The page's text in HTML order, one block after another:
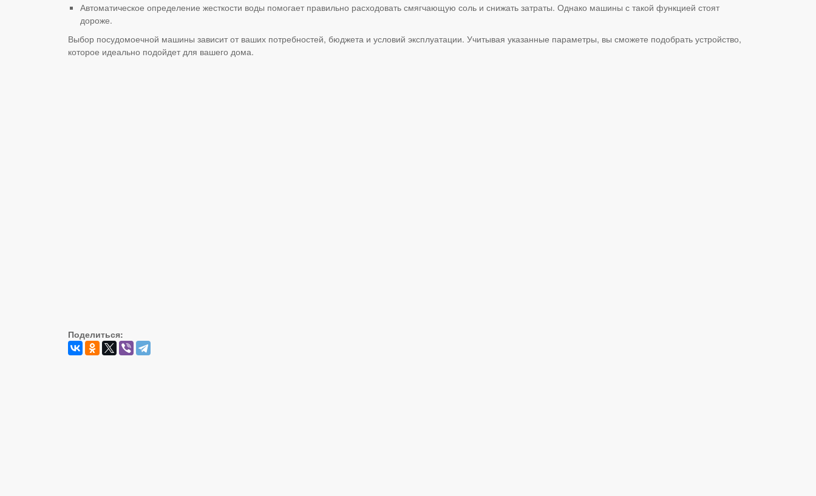
Автоматическое определение жесткости воды помогает правильно расходовать смягчающую соль и снижать затраты. Однако машины с такой функцией стоят
дороже.
Выбор посудомоечной машины зависит от ваших потребностей, бюджета и условий эксплуатации. Учитывая указанные параметры, вы сможете подобрать устройство,
которое идеально подойдет для вашего дома.
Поделиться: